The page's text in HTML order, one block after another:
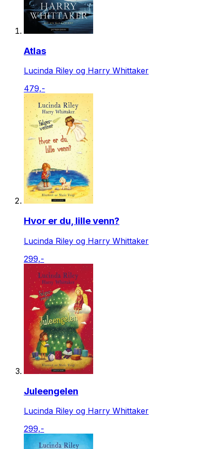
Atlas
Lucinda Riley og Harry Whittaker
479,-
Hvor er du, lille venn?
Lucinda Riley og Harry Whittaker
299,-
Juleengelen
Lucinda Riley og Harry Whittaker
299,-